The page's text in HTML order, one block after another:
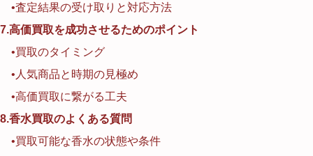
•査定結果の受け取りと対応方法
7.高価買取を成功させるためのポイント
•買取のタイミング
•人気商品と時期の見極め
•高価買取に繋がる工夫
8.香水買取のよくある質問
•買取可能な香水の状態や条件